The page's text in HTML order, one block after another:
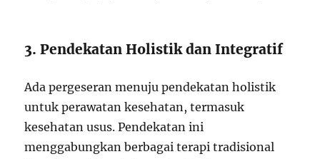
3. Pendekatan Holistik dan Integratif
Ada pergeseran menuju pendekatan holistik
untuk perawatan kesehatan, termasuk
kesehatan usus. Pendekatan ini
menggabungkan berbagai terapi tradisional